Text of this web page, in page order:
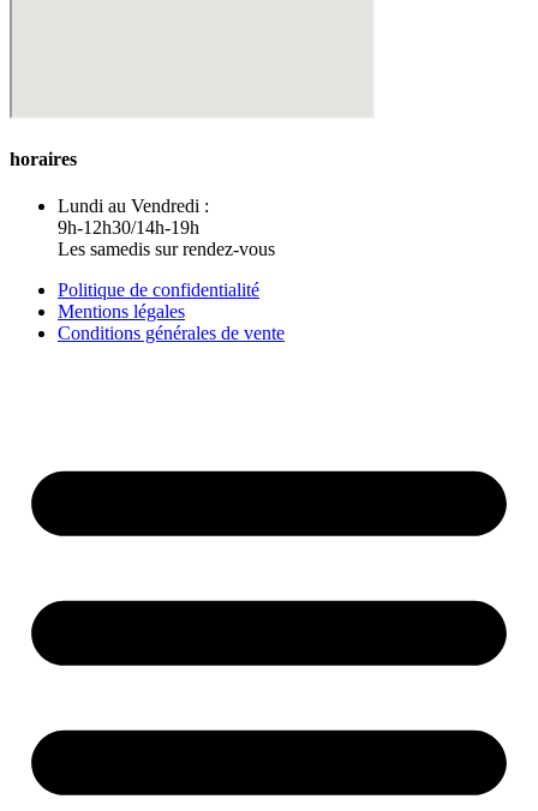
horaires
Lundi au Vendredi :
9h-12h30/14h-19h
Les samedis sur rendez-vous
Politique de confidentialité
Mentions légales
Conditions générales de vente